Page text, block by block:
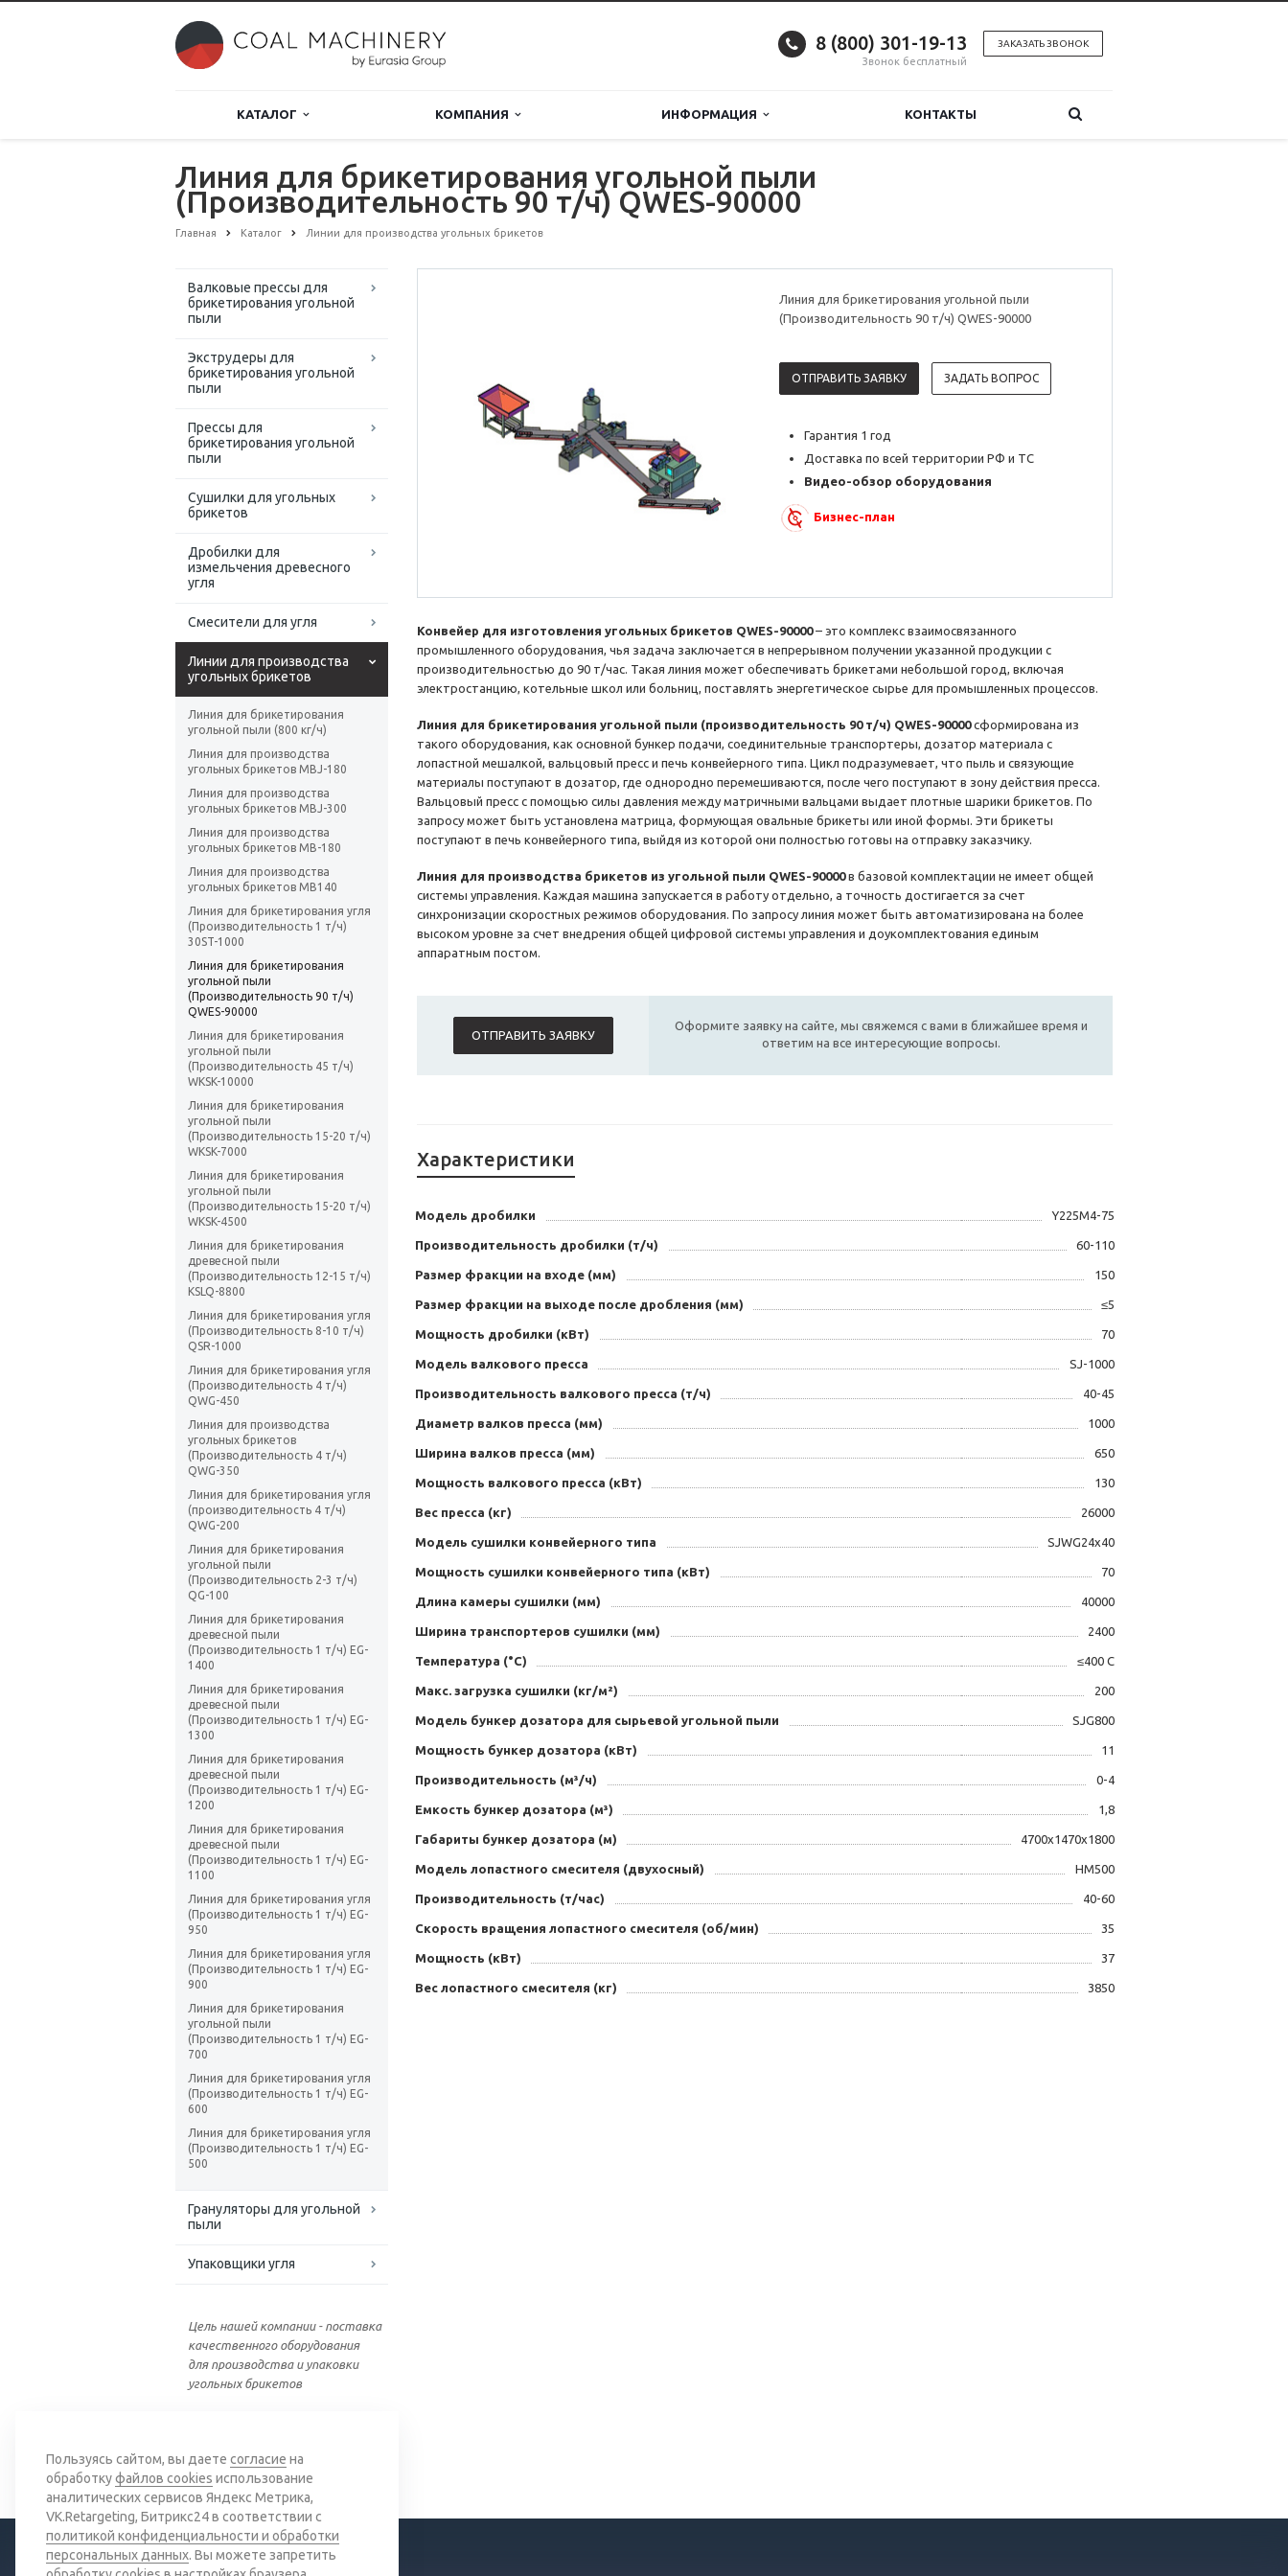
ЗАКАЗАТЬ ЗВОНОК
8 (800) 301-19-13
Звонок бесплатный
КАТАЛОГ КОМПАНИЯ ИНФОРМАЦИЯ КОНТАКТЫ
Линия для брикетирования угольной пыли
(Производительность 90 т/ч) QWES-90000
Главная Каталог Линии для производства угольных брикетов
Валковые прессы для
брикетирования угольной
пыли
Экструдеры для
брикетирования угольной
пыли
Прессы для
брикетирования угольной
пыли
Сушилки для угольных
брикетов
Дробилки для
измельчения древесного
угля
Смесители для угля
Линии для производства
угольных брикетов
Линия для брикетирования
угольной пыли (800 кг/ч)
Линия для производства
угольных брикетов MBJ-180
Линия для производства
угольных брикетов MBJ-300
Линия для производства
угольных брикетов MB-180
Линия для производства
угольных брикетов MB140
Линия для брикетирования угля
(Производительность 1 т/ч)
30ST-1000
Линия для брикетирования
угольной пыли
(Производительность 90 т/ч)
QWES-90000
Линия для брикетирования
угольной пыли
(Производительность 45 т/ч)
WKSK-10000
Линия для брикетирования
угольной пыли
(Производительность 15-20 т/ч)
WKSK-7000
Линия для брикетирования
угольной пыли
(Производительность 15-20 т/ч)
WKSK-4500
Линия для брикетирования
древесной пыли
(Производительность 12-15 т/ч)
KSLQ-8800
Линия для брикетирования угля
(Производительность 8-10 т/ч)
QSR-1000
Линия для брикетирования угля
(Производительность 4 т/ч)
QWG-450
Линия для производства
угольных брикетов
(Производительность 4 т/ч)
QWG-350
Линия для брикетирования угля
(производительность 4 т/ч)
QWG-200
Линия для брикетирования
угольной пыли
(Производительность 2-3 т/ч)
QG-100
Линия для брикетирования
древесной пыли
(Производительность 1 т/ч) EG-
1400
Линия для брикетирования
древесной пыли
(Производительность 1 т/ч) EG-
1300
Линия для брикетирования
древесной пыли
(Производительность 1 т/ч) EG-
1200
Линия для брикетирования
древесной пыли
(Производительность 1 т/ч) EG-
1100
Линия для брикетирования угля
(Производительность 1 т/ч) EG-
950
Линия для брикетирования угля
(Производительность 1 т/ч) EG-
900
Линия для брикетирования
угольной пыли
(Производительность 1 т/ч) EG-
700
Линия для брикетирования угля
(Производительность 1 т/ч) EG-
600
Линия для брикетирования угля
(Производительность 1 т/ч) EG-
500
Грануляторы для угольной
пыли
Упаковщики угля
Цель нашей компании - поставка
качественного оборудования
для производства и упаковки
угольных брикетов
Линия для брикетирования угольной пыли
(Производительность 90 т/ч) QWES-90000
ОТПРАВИТЬ ЗАЯВКУ ЗАДАТЬ ВОПРОС
Гарантия 1 год
Доставка по всей территории РФ и ТС
Видео-обзор оборудования
Бизнес-план
Конвейер для изготовления угольных брикетов QWES-90000– это комплекс взаимосвязанного
промышленного оборудования, чья задача заключается в непрерывном получении указанной продукции с
производительностью до 90 т/час. Такая линия может обеспечивать брикетами небольшой город, включая
электростанцию, котельные школ или больниц, поставлять энергетическое сырье для промышленных процессов.
Линия для брикетирования угольной пыли (производительность 90 т/ч) QWES-90000сформирована из
такого оборудования, как основной бункер подачи, соединительные транспортеры, дозатор материала с
лопастной мешалкой, вальцовый пресс и печь конвейерного типа. Цикл подразумевает, что пыль и связующие
материалы поступают в дозатор, где однородно перемешиваются, после чего поступают в зону действия пресса.
Вальцовый пресс с помощью силы давления между матричными вальцами выдает плотные шарики брикетов. По
запросу может быть установлена матрица, формующая овальные брикеты или иной формы. Эти брикеты
поступают в печь конвейерного типа, выйдя из которой они полностью готовы на отправку заказчику.
Линия для производства брикетов из угольной пыли QWES-90000в базовой комплектации не имеет общей
системы управления. Каждая машина запускается в работу отдельно, а точность достигается за счет
синхронизации скоростных режимов оборудования. По запросу линия может быть автоматизирована на более
высоком уровне за счет внедрения общей цифровой системы управления и доукомплектования единым
аппаратным постом.
ОТПРАВИТЬ ЗАЯВКУ
Оформите заявку на сайте, мы свяжемся с вами в ближайшее время и
ответим на все интересующие вопросы.
Характеристики
Модель дробилки Y225M4-75
Производительность дробилки (т/ч) 60-110
Размер фракции на входе (мм) 150
Размер фракции на выходе после дробления (мм) ≤5
Мощность дробилки (кВт) 70
Модель валкового пресса SJ-1000
Производительность валкового пресса (т/ч) 40-45
Диаметр валков пресса (мм) 1000
Ширина валков пресса (мм) 650
Мощность валкового пресса (кВт) 130
Вес пресса (кг) 26000
Модель сушилки конвейерного типа SJWG24х40
Мощность сушилки конвейерного типа (кВт) 70
Длина камеры сушилки (мм) 40000
Ширина транспортеров сушилки (мм) 2400
Температура (°С) ≤400 C
Макс. загрузка сушилки (кг/м²) 200
Модель бункер дозатора для сырьевой угольной пыли SJG800
Мощность бункер дозатора (кВт) 11
Производительность (м³/ч) 0-4
Емкость бункер дозатора (м³) 1,8
Габариты бункер дозатора (м) 4700х1470х1800
Модель лопастного смесителя (двухосный) HM500
Производительность (т/час) 40-60
Скорость вращения лопастного смесителя (об/мин) 35
Мощность (кВт) 37
Вес лопастного смесителя (кг) 3850
Вернуться к списку
Пользуясь сайтом, вы даете согласие на
обработкуфайлов cookies использование
аналитических сервисов Яндекс Метрика,
VK.Retargeting, Битрикс24 в соответствии с
политикой конфиденциальности и обработки
персональных данных. Вы можете запретить